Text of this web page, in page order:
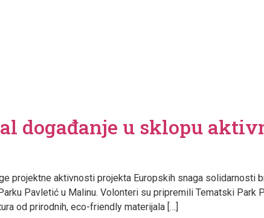
događanje u sklopu
projektne aktivnosti projekta Europskih snaga solidarnosti
Pavletić u Malinu. Volonteri su pripremili Tematski Park
od prirodnih, eco-friendly materijala […]